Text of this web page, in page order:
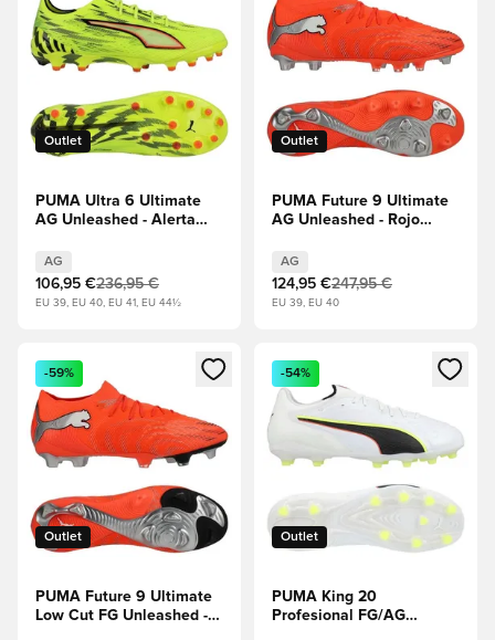
Outlet
PUMA Ultra 6 Ultimate
AG Unleashed - Alerta
Negro/Rojo
resplandeciente/Lima
Squeeze
AG
106,95 €236,95 €
EU 39, EU 40, EU 41, EU 44½
Outlet
PUMA Future 9 Ultimate
AG Unleashed - Rojo
White/PUMA Negro/Puma
Plata
AG
124,95 €247,95 €
EU 39, EU 40
Abre un modal para iniciar sesión o registrarse como
Outlet
-59%
PUMA Future 9 Ultimate
Low Cut FG Unleashed -
Abre un modal para iniciar
Outlet
-54%
PUMA King 20
Profesional FG/AG